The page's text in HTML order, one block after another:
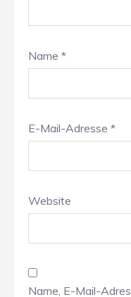
Name *
E-Mail-Adresse *
Website
Name, E-Mail-